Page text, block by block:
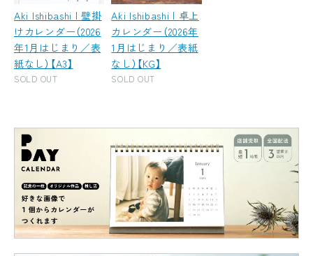
Aki Ishibashi | 壁掛
けカレンダー（2026
年1月はじまり／表
紙なし）【A3】
SOLD OUT
Aki Ishibashi | 卓上
カレンダー（2026年
1月はじまり／表紙
なし）【KG】
SOLD OUT